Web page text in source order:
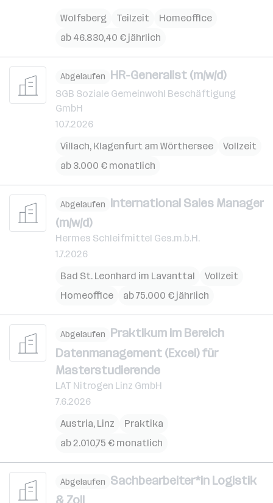
Wolfsberg
Teilzeit
Homeoffice
ab 46.830,40 € jährlich
Abgelaufen HR-Generalist (m/w/d)
SGB Soziale Gemeinwohl Beschäftigung
GmbH
10.7.2026
Villach, Klagenfurt am Wörthersee
Vollzeit
ab 3.000 € monatlich
Abgelaufen International Sales Manager
(m/w/d)
Hermes Schleifmittel Ges.m.b.H.
1.7.2026
Bad St. Leonhard im Lavanttal
Vollzeit
Homeoffice
ab 75.000 € jährlich
Abgelaufen Praktikum im Bereich
Datenmanagement (Excel) für
Masterstudierende
LAT Nitrogen Linz GmbH
7.6.2026
Austria, Linz
Praktika
ab 2.010,75 € monatlich
Abgelaufen Sachbearbeiter*in Logistik
& Zoll